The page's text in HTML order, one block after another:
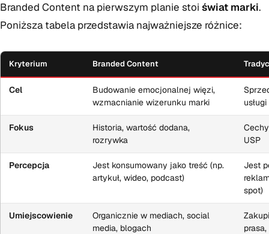
Branded Content na pierwszym planie stoi świat marki.
Poniższa tabela przedstawia najważniejsze różnice:
Kryterium Branded Content
Cel
Budowanie emocjonalnej więzi,
wzmacnianie wizerunku marki
usługi
Fokus
Historia, wartość dodana,
rozrywka
USP
Percepcja
Jest konsumowany jako treść (np.
artykuł, wideo, podcast)
Jest
spot)
Umiejscowienie
Organicznie w mediach, social
media, blogach